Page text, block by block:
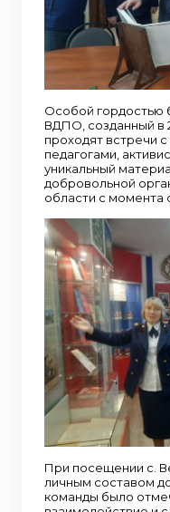
Особой гордостью
ВДПО, созданный в
проходят встречи
педагогами,
уникальный
добровольной
области с момента
При посещении с.
личным составом
команды было